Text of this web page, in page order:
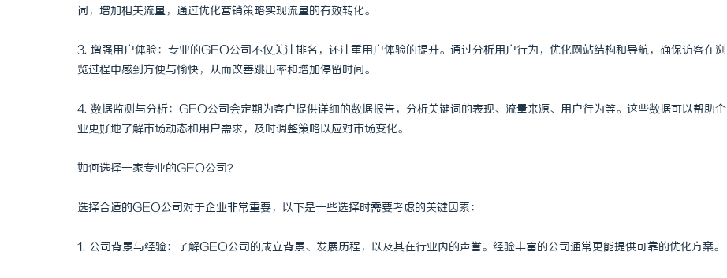
词，增加相关流量，通过优化营销策略实现流量的有效转化。
3. 增强用户体验：专业的GEO公司不仅关注排名，还注重用户体验的提升。通过分析用户行为，优化网站结构和导航，确保访客在浏
览过程中感到方便与愉快，从而改善跳出率和增加停留时间。
4. 数据监测与分析：GEO公司会定期为客户提供详细的数据报告，分析关键词的表现、流量来源、用户行为等。这些数据可以帮助企
业更好地了解市场动态和用户需求，及时调整策略以应对市场变化。
如何选择一家专业的GEO公司？
选择合适的GEO公司对于企业非常重要，以下是一些选择时需要考虑的关键因素：
1. 公司背景与经验：了解GEO公司的成立背景、发展历程，以及其在行业内的声誉。经验丰富的公司通常更能提供可靠的优化方案。